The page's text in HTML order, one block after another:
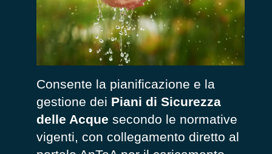
Consente la pianificazione e la
gestione dei Piani di Sicurezza
delle Acque secondo le normative
vigenti, con collegamento diretto al